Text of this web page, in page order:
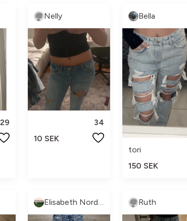
29
Nelly
34
10 SEK
Bella
tori
150 SEK
Elisabeth Nordbrandt Ruth